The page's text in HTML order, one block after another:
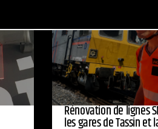
Rénovation de lignes
les gares de Tassin et